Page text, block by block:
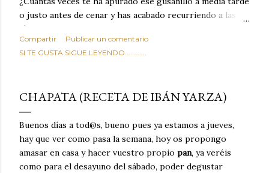
o justo antes de cenar y has acabado recurriendo a las
típicas patatas de bolsa, frutos secos fritos o snacks
ultraprocesados llenos de grasas saturadas y sodio?
Todos hemos estado ahí. Sin embargo, cuidarse no tiene
satisface. Estas alubias crujientes al horno van a cambiar
por completo tu forma de ver las legumbres. Olvídate de
asociar las alubias únicamente a los guisos tradicionales y
copiosos de invierno. Con esta receta simple pero
revolucionaria, transformaremos un ingrediente tan
humilde como la alubia de La Bañeza en un snack ligero,
Compartir
Publicar un comentario
SI TE GUSTA SIGUE LEYENDO............
CHAPATA (RECETA DE IBÁN YARZA)
Buenos días a tod@s, bueno pues ya estamos a jueves,
hay que ver como pasa la semana, hoy os propongo
amasar en casa y hacer vuestro propio pan, ya veréis
como para el desayuno del sábado, poder degustar